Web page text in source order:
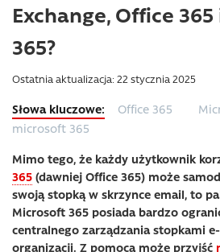
Exchange, Office
365?
Ostatnia aktualizacja: 22 stycznia 2025
Office 365
microsoft 365
Mimo tego, że każdy użytkownik
365 (dawniej Office 365) może
swoją stopką w skrzynce email, to
Microsoft 365 posiada bardzo
centralnego zarządzania stopkami
organizacji. Z pomocą może przyjść